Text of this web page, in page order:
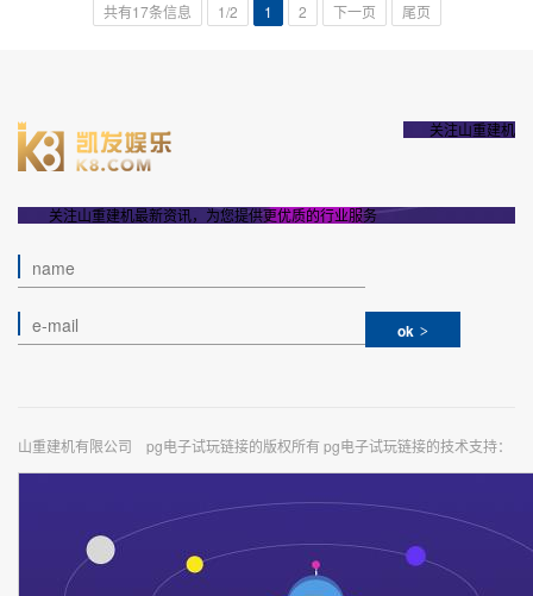
共有17条信息 1/2 1 2 下一页 尾页
关注山重建机
关注山重建机最新资讯，为您提供更优质的行业服务
ok
山重建机有限公司 pg电子试玩链接的版权所有 pg电子试玩链接的技术支持：